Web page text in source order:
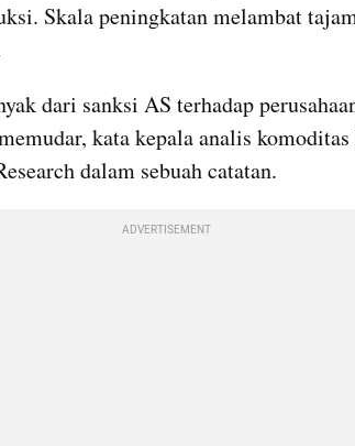
Skala peningkatan melambat
dari sanksi AS terhadap
kata kepala analis
dalam sebuah catatan.
ADVERTISEMENT